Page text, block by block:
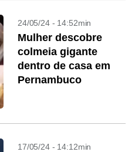
24/05/24 - 14:52min
Mulher descobre
colmeia gigante
dentro de casa em
Pernambuco
17/05/24 - 14:12min